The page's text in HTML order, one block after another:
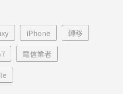
iPhone 轉移
電信業者